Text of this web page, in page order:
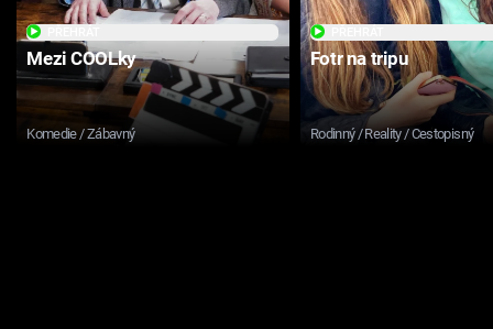
Mezi COOLky
Komedie / Zábavný
Fotr na tripu
Rodinný / Reality / Cestopisný